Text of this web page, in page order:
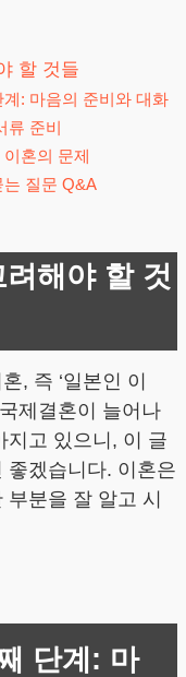
할 것들
: 마음의 준비와 대화
류 준비
혼의 문제
는 질문 Q&A
해야 할 것
, 즉 ‘일본인 이
제결혼이 늘어나
지고 있으니, 이 글
좋겠습니다. 이혼은
부분을 잘 알고 시
단계: 마